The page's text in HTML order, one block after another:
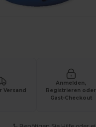
Versand
Anmelden,
Registrieren oder
Gast-Checkout